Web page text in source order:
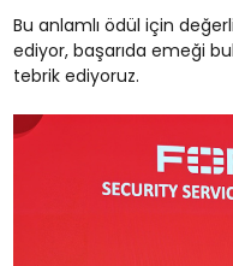
Bu anlamlı ödül için
ediyor, başarıda emeği
tebrik ediyoruz.